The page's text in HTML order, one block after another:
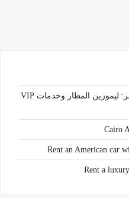
ايجار مرسيدس V_Class في مصر: ليموزين المطار وخدمات VIP
Cairo
Rent an American car
Rent a